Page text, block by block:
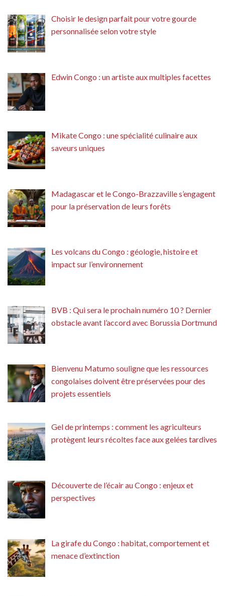
Choisir le design parfait pour votre gourde
personnalisée selon votre style
Edwin Congo : un artiste aux multiples facettes
Mikate Congo : une spécialité culinaire aux
saveurs uniques
Madagascar et le Congo-Brazzaville s’engagent
pour la préservation de leurs forêts
Les volcans du Congo : géologie, histoire et
impact sur l’environnement
BVB : Qui sera le prochain numéro 10 ? Dernier
obstacle avant l’accord avec Borussia Dortmund
Bienvenu Matumo souligne que les ressources
congolaises doivent être préservées pour des
projets essentiels
Gel de printemps : comment les agriculteurs
protègent leurs récoltes face aux gelées tardives
Découverte de l’écair au Congo : enjeux et
perspectives
La girafe du Congo : habitat, comportement et
menace d’extinction